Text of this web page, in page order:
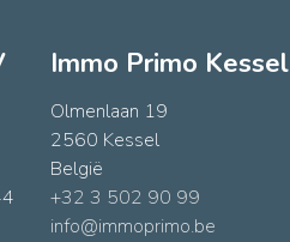
Immo Primo Kessel
Olmenlaan 19
2560 Kessel
België
+32 3 502 90 99
info@immoprimo.be